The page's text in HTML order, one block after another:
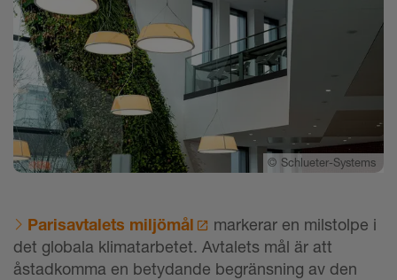
© Schlueter-Systems
Parisavtalets miljömål
markerar en milstolpe i
det globala klimatarbetet. Avtalets mål är att
åstadkomma en betydande begränsning av den